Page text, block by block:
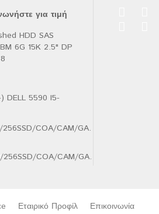
για τιμή
HDD SAS
6G 15K 2.5" DP
DELL 5590 I5-
COA/CAM/GA.
Εταιρικό Προφίλ
Επικοινωνία